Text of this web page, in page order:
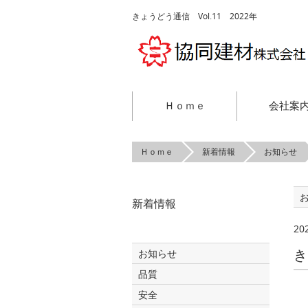
きょうどう通信 Vol.11 2022年
Ｈｏｍｅ 会社案
Ｈｏｍｅ 新着情報 お知らせ
新着情報
お知らせ
品質
安全